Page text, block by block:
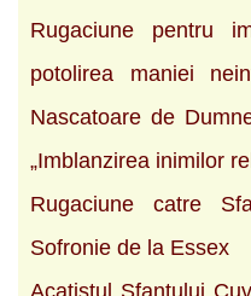
Rugaciune pentru
potolirea maniei
Nascatoare de
„Imblanzirea inimilor
Rugaciune catre
Sofronie de la Essex
Acatistul Sfantului